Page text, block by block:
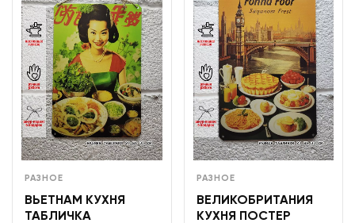
РАЗНОЕ
ВЬЕТНАМ КУХНЯ
ТАБЛИЧКА
РАЗНОЕ
ВЕЛИКОБРИТАНИЯ
КУХНЯ ПОСТЕР